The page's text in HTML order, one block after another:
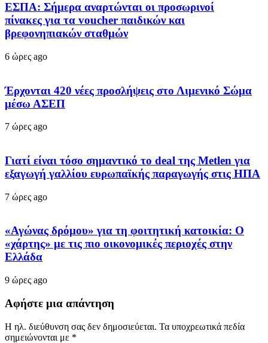
ΕΣΠΑ: Σήμερα αναρτώνται οι προσωρινοί
πίνακες για τα voucher παιδικών και
βρεφονηπιακών σταθμών
6 ώρες ago
Έρχονται 420 νέες προσλήψεις στο Λιμενικό Σώμα
μέσω ΑΣΕΠ
7 ώρες ago
Γιατί είναι τόσο σημαντικό το deal της Metlen για
εξαγωγή γαλλίου ευρωπαϊκής παραγωγής στις ΗΠΑ
7 ώρες ago
«Αγώνας δρόμου» για τη φοιτητική κατοικία: Ο
«χάρτης» με τις πιο οικονομικές περιοχές στην
Ελλάδα
9 ώρες ago
Αφήστε μια απάντηση
Η ηλ. διεύθυνση σας δεν δημοσιεύεται. Τα υποχρεωτικά πεδία
σημειώνονται με *